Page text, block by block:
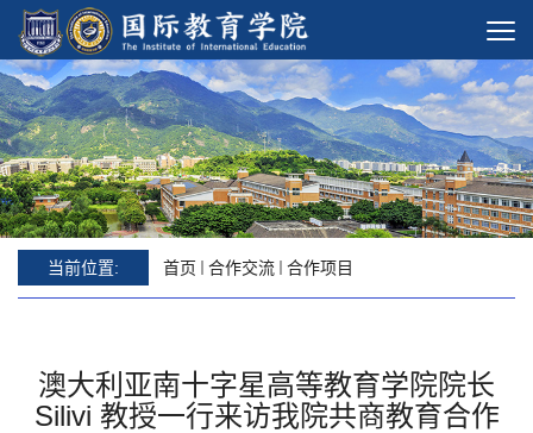
当前位置: 首页 合作交流 合作项目
澳大利亚南十字星高等教育学院院长
Silivi 教授一行来访我院共商教育合作